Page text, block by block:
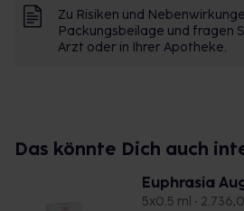
Zu Risiken und
Packungsbeilage und fragen
Arzt oder in Ihrer Apotheke.
Das könnte Dich auch
Euphrasia
5x0.5 ml •